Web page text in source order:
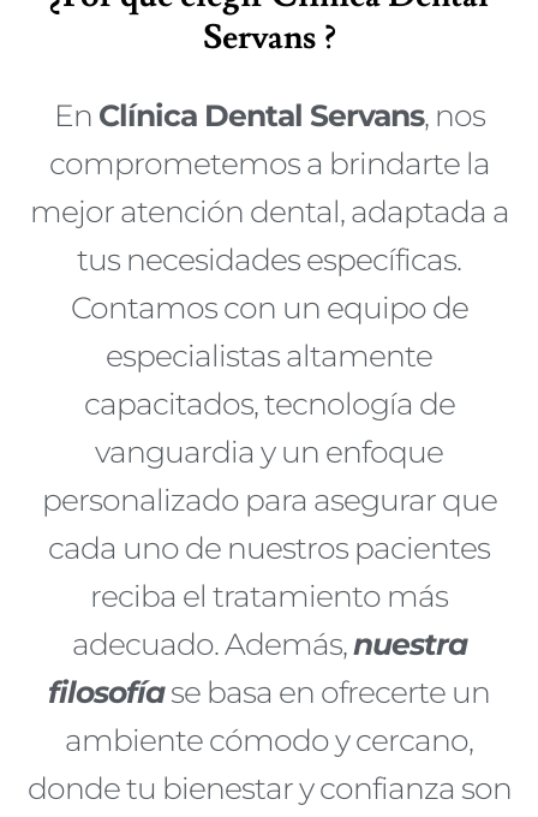
Servans ?
En Clínica Dental Servans, nos
comprometemos a brindarte la
mejor atención dental, adaptada a
tus necesidades específicas.
Contamos con un equipo de
especialistas altamente
capacitados, tecnología de
vanguardia y un enfoque
personalizado para asegurar que
cada uno de nuestros pacientes
reciba el tratamiento más
adecuado. Además,nuestra
filosofíase basa en ofrecerte un
ambiente cómodo y cercano,
donde tu bienestar y confianza son